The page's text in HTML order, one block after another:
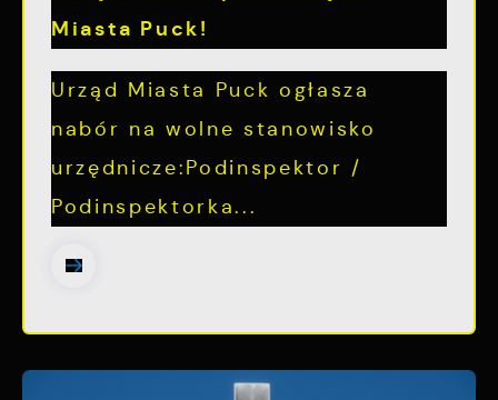
Miasta Puck!
Urząd Miasta Puck ogłasza
nabór na wolne stanowisko
urzędnicze:Podinspektor /
Podinspektorka...